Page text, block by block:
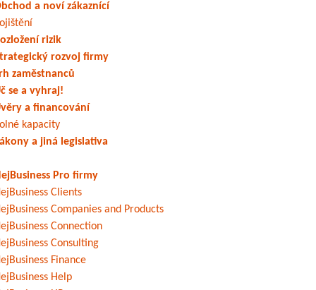
a noví zákaznící
rizik
rozvoj firmy
zaměstnanců
se a vyhraj!
a financování
kapacity
a jiná legislativa
Pro firmy
Clients
Companies and Products
Connection
Consulting
Finance
Help